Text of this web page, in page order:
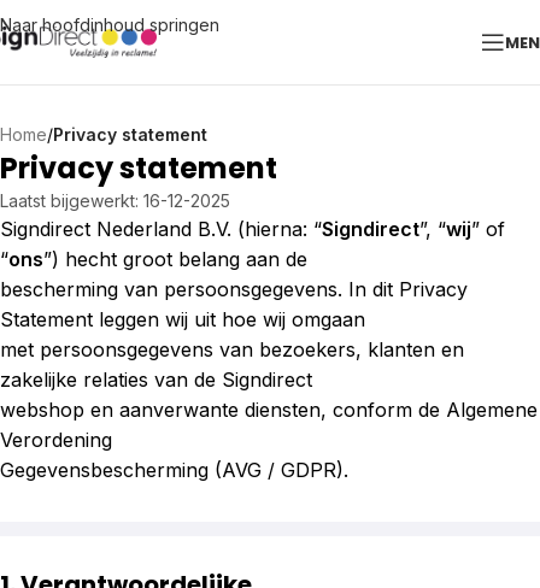
Naar hoofdinhoud springen
Home/Privacy statement
Privacy statement
Laatst bijgewerkt: 16-12-2025
Signdirect Nederland B.V. (hierna: “Signdirect”, “wij” of
“ons”) hecht groot belang aan de
bescherming van persoonsgegevens. In dit Privacy
Statement leggen wij uit hoe wij omgaan
met persoonsgegevens van bezoekers, klanten en
zakelijke relaties van de Signdirect
webshop en aanverwante diensten, conform de Algemene
Verordening
Gegevensbescherming (AVG / GDPR).